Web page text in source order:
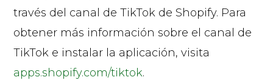
través del canal de TikTok de Shopify. Para
obtener más información sobre el canal de
TikTok e instalar la aplicación, visita
apps.shopify.com/tiktok.